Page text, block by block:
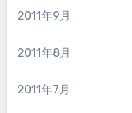
2011年9月
2011年8月
2011年7月